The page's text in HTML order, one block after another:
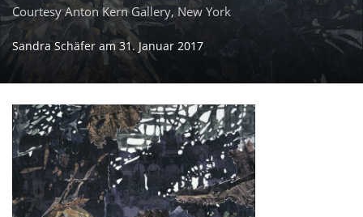
Courtesy Anton Kern Gallery, New York
Sandra Schäfer am 31. Januar 2017